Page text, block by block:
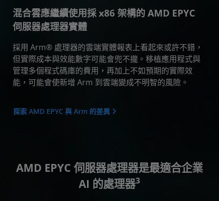
混合雲應繼續使用採 x86 架構的 AMD EPYC
伺服器處理器實體
採用 Arm® 處理器的雲端實體報表上看起來或許不錯，
但實際成本與效能數字可能會兜不攏。移植應用程式與
管理多個程式碼庫的費用，再加上不如預期的實際效
能，可能會使新增 Arm 到雲端變成不明智的風險。
探索 AMD EPYC 與 Arm 的差異
AMD EPYC 伺服器處理器是最適合企業
AI 的處理器3